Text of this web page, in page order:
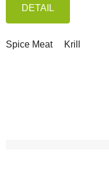
DETAIL
Spice Meat Krill